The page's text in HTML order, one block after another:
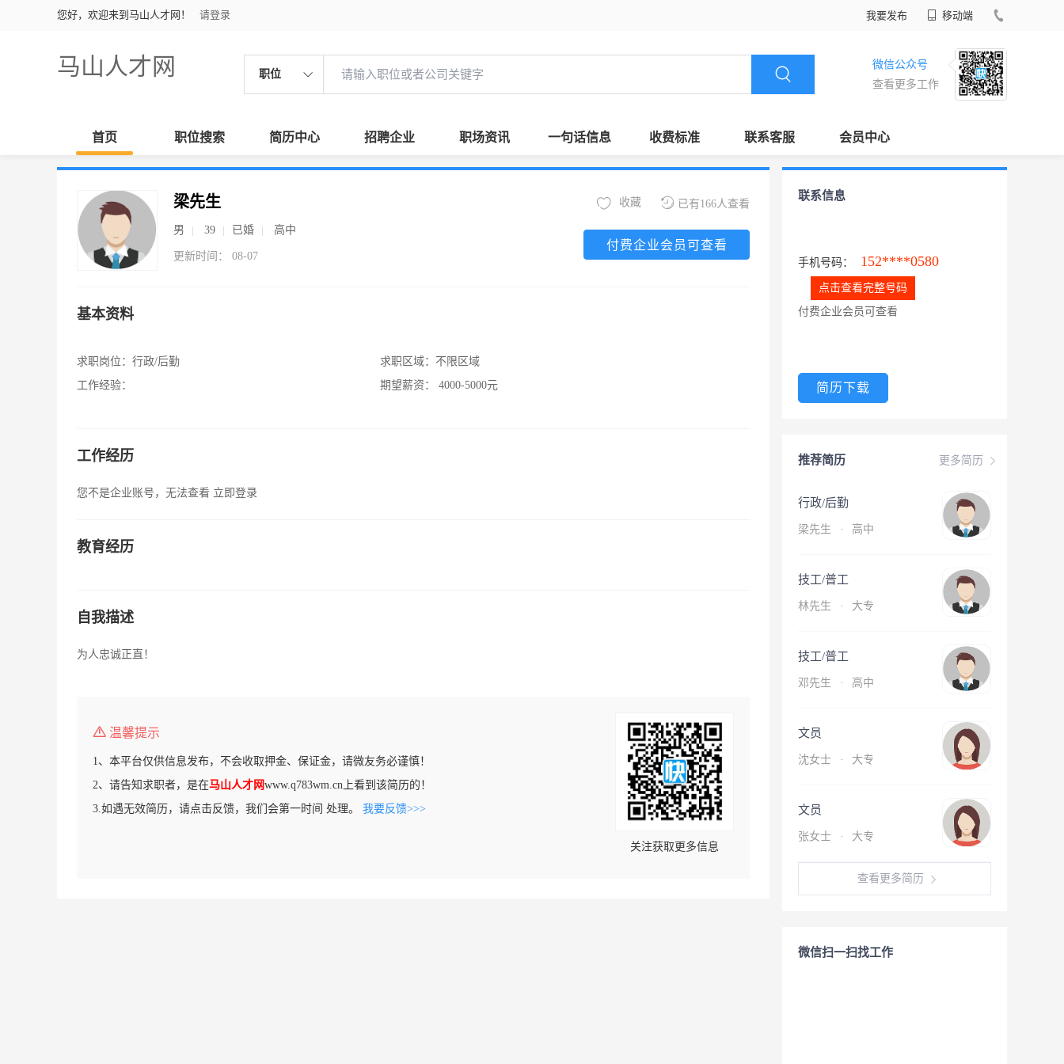
您好，欢迎来到马山人才网！ 请登录 我要发布 移动端
马山人才网 职位
微信公众号
查看更多工作
首页 职位搜索 简历中心 招聘企业 职场资讯 一句话信息 收费标准 联系客服 会员中心
梁先生
男 39 已婚 高中
更新时间： 08-07
已有166人查看
收藏
付费企业会员可查看
基本资料
求职岗位： 行政/后勤
工作经验：
求职区域： 不限区域
期望薪资：
4000-5000元
工作经历
您不是企业账号，无法查看 立即登录
教育经历
自我描述
为人忠诚正直！
温馨提示
1、本平台仅供信息发布，不会收取押金、保证金，请微友务必谨慎！
2、请告知求职者，是在马山人才网www.q783wm.cn上看到该简历的！
3.如遇无效简历，请点击反馈，我们会第一时间 处理。 我要反馈>>>
关注获取更多信息
联系信息
手机号码： 152****0580
点击查看完整号码
付费企业会员可查看
简历下载
更多简历
推荐简历
行政/后勤
梁先生 · 高中
技工/普工
林先生 · 大专
技工/普工
邓先生 · 高中
文员
沈女士 · 大专
文员
张女士 · 大专
查看更多简历
微信扫一扫找工作